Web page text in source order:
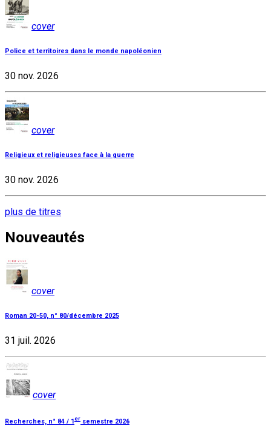
cover
Police et territoires dans le monde napoléonien
30 nov. 2026
cover
Religieux et religieuses face à la guerre
30 nov. 2026
plus de titres
Nouveautés
cover
Roman 20-50, n° 80/décembre 2025
31 juil. 2026
cover
Recherches, n° 84 / 1er semestre 2026